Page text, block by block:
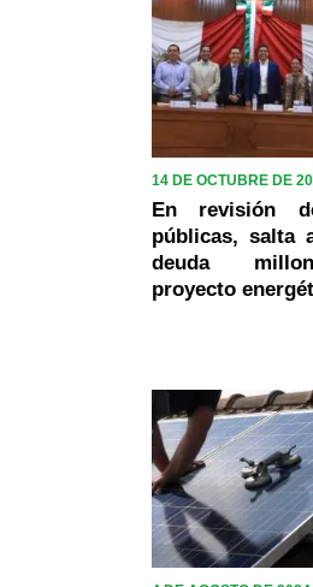
14 DE OCTUBRE DE
En revisión
públicas, salta
deuda
proyecto